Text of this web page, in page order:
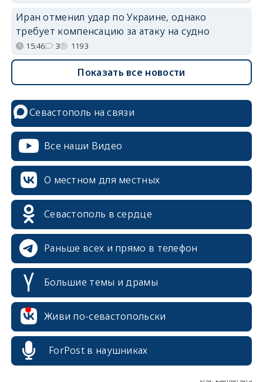
Иран отменил удар по Украине, однако
требует компенсацию за атаку на судно
15:46 3 1193
Показать все новости
Севастополь на связи
Все наши Видео
О местном для местных
Севастополь в сердце
Раньше всех и прямо в телефон
Большие темы и драмы
Живи по-севастопольски
ForPost в наушниках